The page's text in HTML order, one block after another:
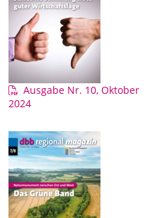
Ausgabe Nr. 10, Oktober
2024